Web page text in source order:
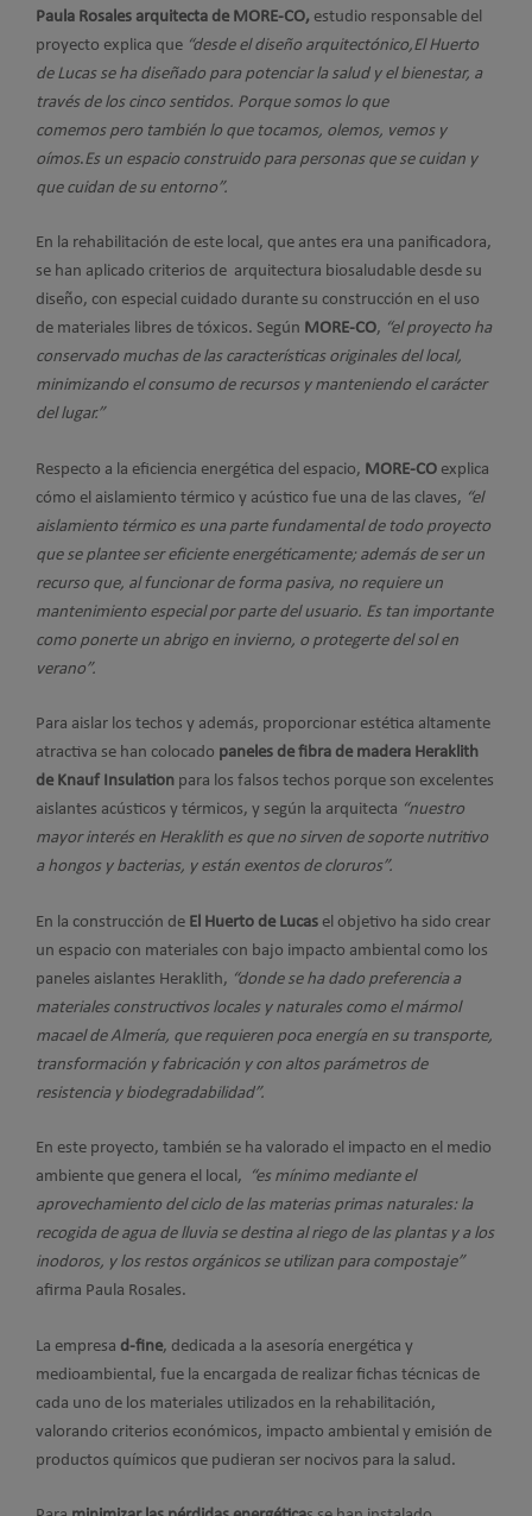
Paula Rosales arquitecta de MORE-CO, estudio responsable del
proyecto explica que “desde el diseño arquitectónico,El Huerto
de Lucas se ha diseñado para potenciar la salud y el bienestar, a
través de los cinco sentidos. Porque somos lo que
comemos pero también lo que tocamos, olemos, vemos y
oímos.Es un espacio construido para personas que se cuidan y
que cuidan de su entorno”.
En la rehabilitación de este local, que antes era una panificadora,
se han aplicado criterios de arquitectura biosaludable desde su
diseño, con especial cuidado durante su construcción en el uso
de materiales libres de tóxicos. Según MORE-CO, “el proyecto ha
conservado muchas de las características originales del local,
minimizando el consumo de recursos y manteniendo el carácter
del lugar.”
Respecto a la eficiencia energética del espacio, MORE-CO explica
cómo el aislamiento térmico y acústico fue una de las claves, “el
aislamiento térmico es una parte fundamental de todo proyecto
que se plantee ser eficiente energéticamente; además de ser un
recurso que, al funcionar de forma pasiva, no requiere un
mantenimiento especial por parte del usuario. Es tan importante
como ponerte un abrigo en invierno, o protegerte del sol en
verano”.
Para aislar los techos y además, proporcionar estética altamente
atractiva se han colocado paneles de fibra de madera Heraklith
de Knauf Insulation para los falsos techos porque son excelentes
aislantes acústicos y térmicos, y según la arquitecta “nuestro
mayor interés en Heraklith es que no sirven de soporte nutritivo
a hongos y bacterias, y están exentos de cloruros”.
En la construcción de El Huerto de Lucas el objetivo ha sido crear
un espacio con materiales con bajo impacto ambiental como los
paneles aislantes Heraklith, “donde se ha dado preferencia a
materiales constructivos locales y naturales como el mármol
macael de Almería, que requieren poca energía en su transporte,
transformación y fabricación y con altos parámetros de
resistencia y biodegradabilidad”.
En este proyecto, también se ha valorado el impacto en el medio
ambiente que genera el local,
“es mínimo mediante el
aprovechamiento del ciclo de las materias primas naturales: la
recogida de agua de lluvia se destina al riego de las plantas y a los
inodoros, y los restos orgánicos se utilizan para compostaje”
afirma Paula Rosales.
La empresa d-fine, dedicada a la asesoría energética y
medioambiental, fue la encargada de realizar fichas técnicas de
cada uno de los materiales utilizados en la rehabilitación,
valorando criterios económicos, impacto ambiental y emisión de
productos químicos que pudieran ser nocivos para la salud.